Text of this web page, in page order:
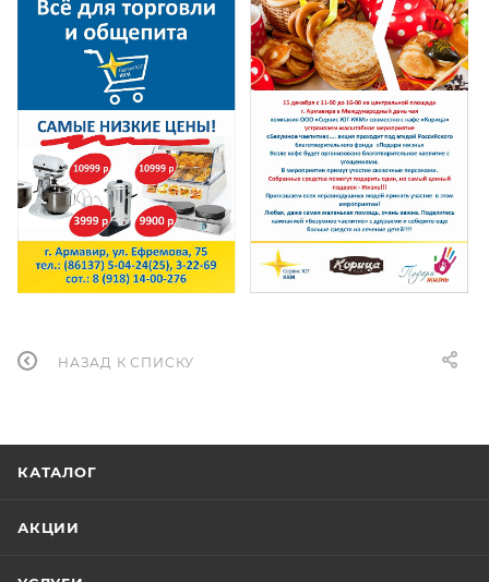
НАЗАД К СПИСКУ
КАТАЛОГ
АКЦИИ